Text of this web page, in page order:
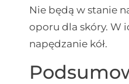
Nie będą w stanie
oporu dla skóry. W
napędzanie kół.